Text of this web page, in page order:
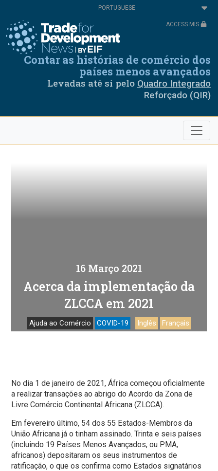
conteúdo
principal
Select
your
ACCESS MIS
Contar as histórias de comércio dos
países menos avançados
Levadas até si pelo Quadro Integrado
Reforçado (QIR)
16 Março 2021
Acerca da implementação da
ZLCCA em 2021
Ajuda ao Comércio COVID-19 Inglês Français
No dia 1 de janeiro de 2021, África começou oficialmente
a realizar transações ao abrigo do Acordo da Zona de
Livre Comércio Continental Africana (ZLCCA).
Em fevereiro último, 54 dos 55 Estados-Membros da
União Africana já o tinham assinado. Trinta e seis países
(incluindo 19 Países Menos Avançados, ou PMA,
africanos) depositaram os seus instrumentos de
ratificação, o que os confirma como Estados signatários